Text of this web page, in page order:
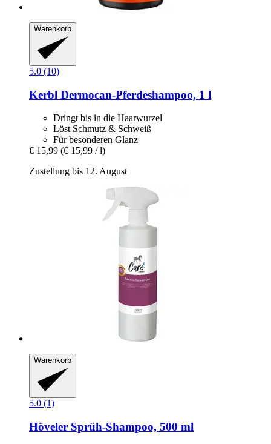
Warenkorb
5.0 (10)
Kerbl Dermocan-​Pferdeshampoo, 1 l
Dringt bis in die Haarwurzel
Löst Schmutz & Schweiß
Für besonderen Glanz
€ 15,99 (€ 15,99 / l)
Zustellung bis 12. August
Warenkorb
5.0 (1)
Höveler Sprüh-​Shampoo, 500 ml